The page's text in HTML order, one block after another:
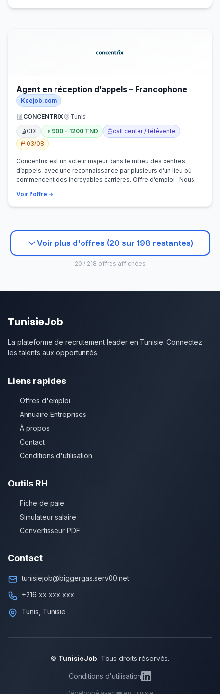
Agent en réception d’appels – Francophone
Keejob.com
CONCENTRIX
Tunis
CDI
900 - 1200 TND
call center / télévente
03/08
Concentrix est un acteur majeur dans le milieu des centres
d’appels, avec une reconnaissance par plusieurs d’un lieu où
commencent des incroyables carrières. Offre d’emploi : Nous
Voir l'offre
Voir plus d'offres (20 sur 198 restantes)
20 / 218 offres affichées
TunisieJob
La plateforme de recrutement leader en Tunisie. Connectez
les talents aux opportunités.
Liens rapides
Offres d'emploi
Annuaire Entreprises
À propos
Contact
Conditions d'utilisation
Outils RH
Fiche de paie
Simulateur salaire
Convertisseur PDF
Contact
tunisiejob@biggergas.serv00.net
+216 xx xxx xxx
Tunis, Tunisie
© TunisieJob. Tous droits réservés.
Conditions d'utilisation